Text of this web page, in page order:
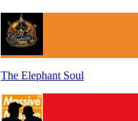
The Elephant Soul